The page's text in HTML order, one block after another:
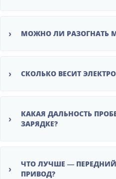
› МОЖНО ЛИ РАЗОГНАТЬ
› СКОЛЬКО ВЕСИТ
›
КАКАЯ ДАЛЬНОСТЬ
ЗАРЯДКЕ?
›
ЧТО ЛУЧШЕ —
ПРИВОД?